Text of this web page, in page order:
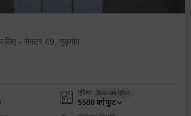
लिए - सेक्टर 49, गुड़गांव
एरिया बिल्ट-अप एरिया
5500 वर्ग फुट